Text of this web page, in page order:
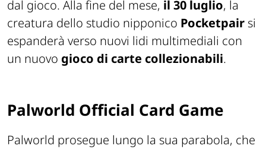
dal gioco. Alla fine del mese, il 30 luglio, la
creatura dello studio nipponico Pocketpair si
espanderà verso nuovi lidi multimediali con
un nuovo gioco di carte collezionabili.
Palworld Official Card Game
Palworld prosegue lungo la sua parabola, che